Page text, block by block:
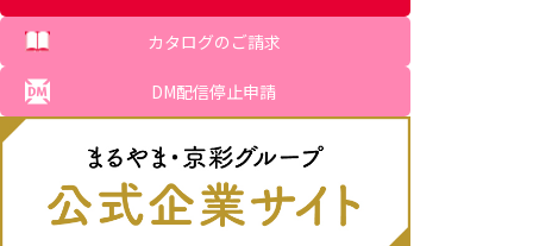
カタログのご請求
DM配信停止申請